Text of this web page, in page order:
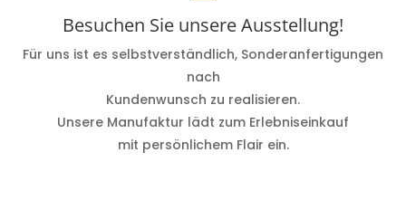
Besuchen Sie unsere Ausstellung!
Für uns ist es selbstverständlich, Sonderanfertigungen
nach
Kundenwunsch zu realisieren.
Unsere Manufaktur lädt zum Erlebniseinkauf
mit persönlichem Flair ein.